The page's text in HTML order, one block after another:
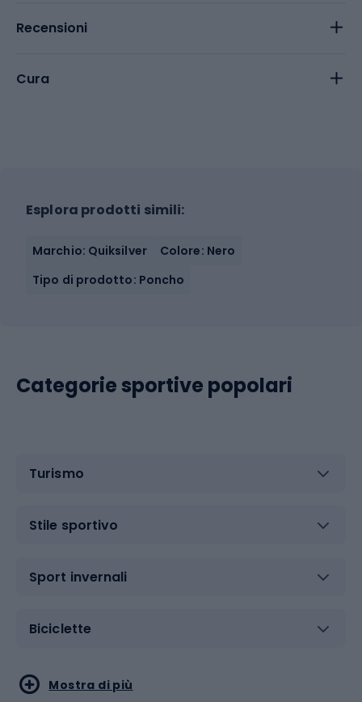
Recensioni
Cura
Esplora prodotti simili:
Marchio: Quiksilver
Colore: Nero
Tipo di prodotto: Poncho
Categorie sportive popolari
Turismo
Stile sportivo
Sport invernali
Biciclette
Sport acquatici
Sport di arti marziali
Mostra di più